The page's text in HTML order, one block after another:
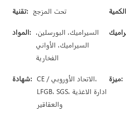
تقنية: تحت المزجج
المواد: السيراميك، البورسلين،
السيراميك، الأواني
الفخارية
شهادة: CE / الاتحاد الأوروبي،
LFGB، SGS، ادارة الاغذية
والعقاقير
ميزة: